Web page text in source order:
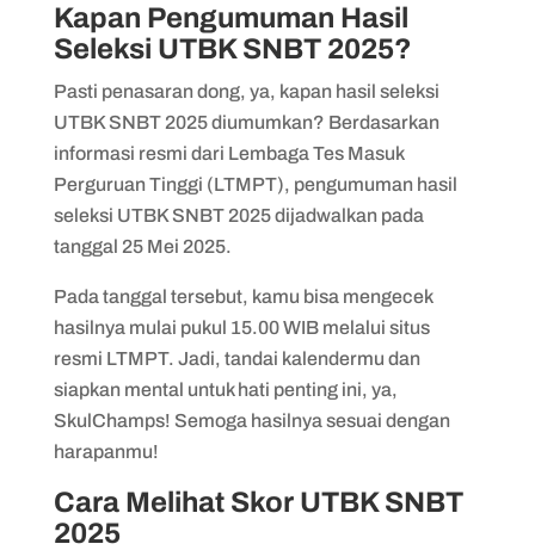
Kapan Pengumuman Hasil
Seleksi UTBK SNBT 2025?
Pasti penasaran dong, ya, kapan hasil seleksi
UTBK SNBT 2025 diumumkan? Berdasarkan
informasi resmi dari Lembaga Tes Masuk
Perguruan Tinggi (LTMPT), pengumuman hasil
seleksi UTBK SNBT 2025 dijadwalkan pada
tanggal 25 Mei 2025.
Pada tanggal tersebut, kamu bisa mengecek
hasilnya mulai pukul 15.00 WIB melalui situs
resmi LTMPT. Jadi, tandai kalendermu dan
siapkan mental untuk hati penting ini, ya,
SkulChamps! Semoga hasilnya sesuai dengan
harapanmu!
Cara Melihat Skor UTBK SNBT
2025